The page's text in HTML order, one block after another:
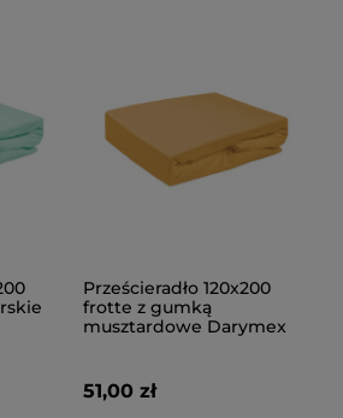
Prześcieradło 120x200
frotte z gumką
musztardowe Darymex
51,00 zł